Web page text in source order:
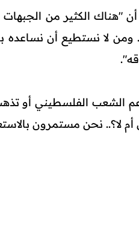
أن "هناك الكثير من
لا نستطيع أن نساعده
الشعب الفلسطيني أو تذهب
لا؟.. نحن مستمرون